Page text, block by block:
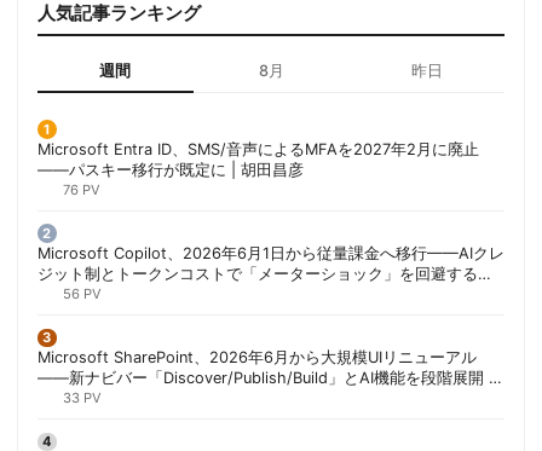
人気記事ランキング
週間 8月 昨日
Microsoft Entra ID、SMS/音声によるMFAを2027年2月に廃止
——パスキー移行が既定に | 胡田昌彦
76 PV
Microsoft Copilot、2026年6月1日から従量課金へ移行——AIクレ
ジット制とトークンコストで「メーターショック」を回避する方
法 | 胡田昌彦
56 PV
Microsoft SharePoint、2026年6月から大規模UIリニューアル
——新ナビバー「Discover/Publish/Build」とAI機能を段階展開 |
胡田昌彦
33 PV